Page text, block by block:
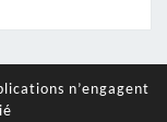
n’engagent